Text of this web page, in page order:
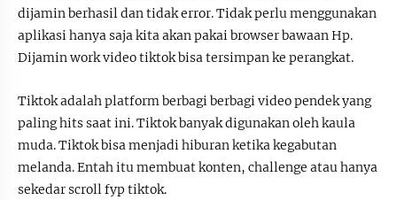
dijamin berhasil dan tidak error. Tidak perlu menggunakan
aplikasi hanya saja kita akan pakai browser bawaan Hp.
Dijamin work video tiktok bisa tersimpan ke perangkat.
Tiktok adalah platform berbagi berbagi video pendek yang
paling hits saat ini. Tiktok banyak digunakan oleh kaula
muda. Tiktok bisa menjadi hiburan ketika kegabutan
melanda. Entah itu membuat konten, challenge atau hanya
sekedar scroll fyp tiktok.